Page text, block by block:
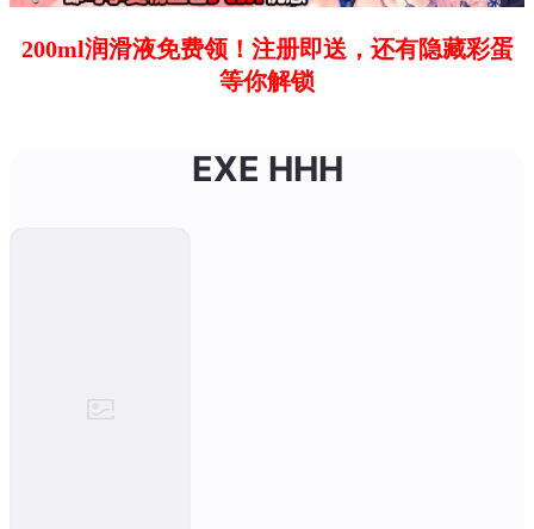
200ml润滑液免费领！注册即送，还有隐藏彩蛋
等你解锁
EXE HHH